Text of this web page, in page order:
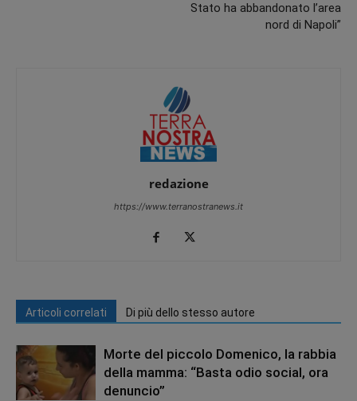
Stato ha abbandonato l’area
nord di Napoli”
redazione
https://www.terranostranews.it
Articoli correlati Di più dello stesso autore
Morte del piccolo Domenico, la rabbia
della mamma: “Basta odio social, ora
denuncio”